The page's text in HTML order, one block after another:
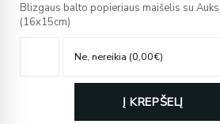
Blizgaus balto popieriaus maišelis su
(16x15cm)
Į KREPŠELĮ